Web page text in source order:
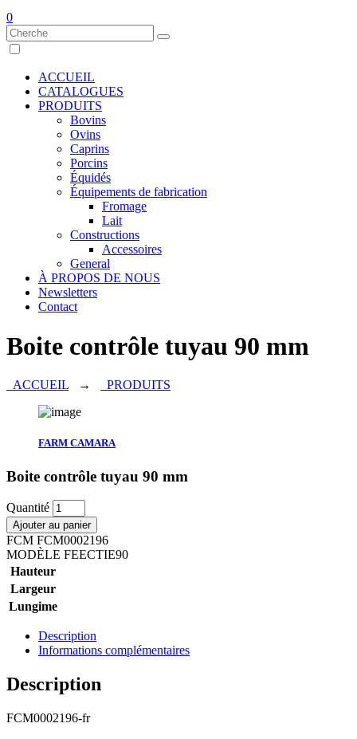
0
ACCUEIL
CATALOGUES
PRODUITS
Bovins
Ovins
Caprins
Porcins
Équidés
Équipements de fabrication
Fromage
Lait
Constructions
Accessoires
General
À PROPOS DE NOUS
Newsletters
Contact
Boite contrôle tuyau 90 mm
ACCUEIL → PRODUITS
FARM CAMARA
Boite contrôle tuyau 90 mm
Quantité
Ajouter au panier
FCM FCM0002196
MODÈLE FEECTIE90
Hauteur
Largeur
Lungime
Description
Informations complémentaires
Description
FCM0002196-fr